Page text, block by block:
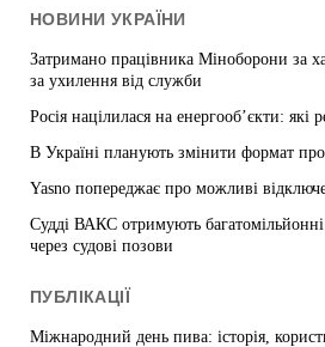
НОВИНИ УКРАЇНИ
Затримано працівника Міноборони за
за ухилення від служби
Росія націлилася на енергооб’єкти: які
В Україні планують змінити формат
Yasno попереджає про можливі
Судді ВАКС отримують
через судові позови
ПУБЛІКАЦІЇ
Міжнародний день пива: історія,